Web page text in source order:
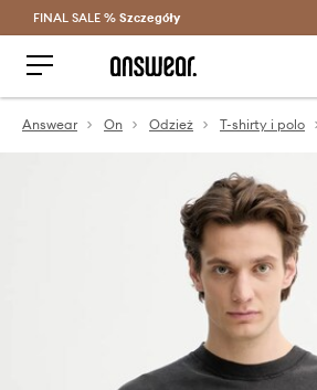
Oszczędzaj z Answear Club >
FINAL SALE % Szczegóły
Answear On Odzież T-shirty i polo